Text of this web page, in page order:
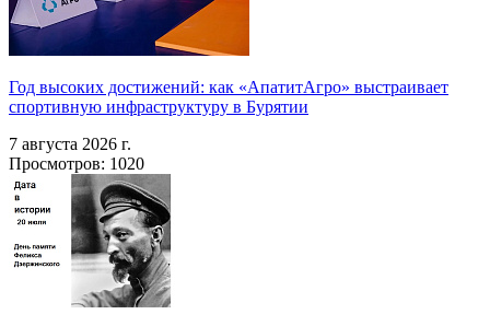
Год высоких достижений: как «АпатитАгро» выстраивает
спортивную инфраструктуру в Бурятии
7 августа 2026 г.
Просмотров: 1020